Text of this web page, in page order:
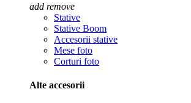
add remove
Stative
Stative Boom
Accesorii stative
Mese foto
Corturi foto
Alte accesorii